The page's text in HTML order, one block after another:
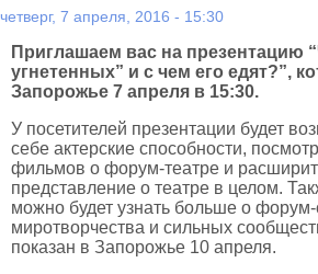
четверг, 7 апреля, 2016 - 15:30
Приглашаем вас на презентацию
угнетенных” и с чем его едят?”,
Запорожье 7 апреля в 15:30.
У посетителей презентации будет
себе актерские способности,
фильмов о форум-театре и
представление о театре в целом.
можно будет узнать больше о форум-
миротворчества и сильных
показан в Запорожье 10 апреля.